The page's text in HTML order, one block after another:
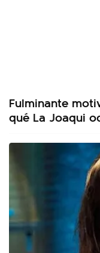
Fulminante
qué La Joaqui